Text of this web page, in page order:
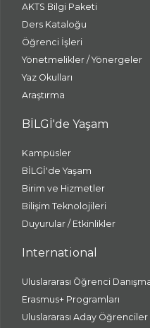
AKTS Bilgi Paketi
Ders Kataloğu
Öğrenci İşleri
Yönetmelikler / Yönergeler
Yaz Okulları
Araştırma
BİLGİ'de Yaşam
Kampüsler
BİLGİ'de Yaşam
Birim ve Hizmetler
Bilişim Teknolojileri
Duyurular / Etkinlikler
International
Uluslararası Öğrenci
Erasmus+ Programları
Uluslararası Aday Öğrenciler